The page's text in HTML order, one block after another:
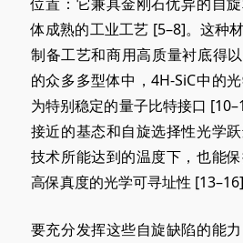
体成熟的工业工艺 [5–8]。这种
制备工艺和商用高质量衬底得
的众多多型体中，4H-SiC中的
为特别稳定的量子比特接口 [
接近的基态和自旋选择性光学
技术所能达到的温度下，也能
高保真度的光学可寻址性 [13–16]
要充分发挥这些自旋缺陷的能